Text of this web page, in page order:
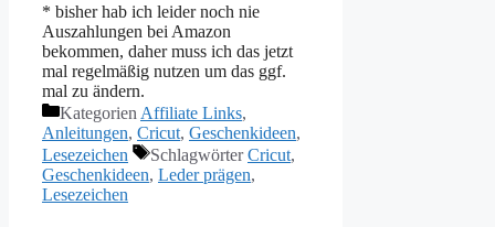
* bisher hab ich leider noch nie
Auszahlungen bei Amazon
bekommen, daher muss ich das jetzt
mal regelmäßig nutzen um das ggf.
mal zu ändern.
Kategorien Affiliate Links,
Anleitungen, Cricut, Geschenkideen,
Lesezeichen
SchlagwörterCricut,
Geschenkideen, Leder prägen,
Lesezeichen